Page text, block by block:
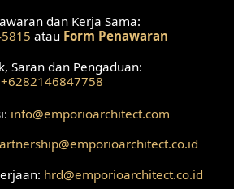
Studio Musik
American Style
American Style
Villa
dan Kerja Sama:
atau Form Penawaran
Saran dan Pengaduan:
+6282146847758
info@emporioarchitect.com
@emporioarchitect.co.id
hrd@emporioarchitect.co.id